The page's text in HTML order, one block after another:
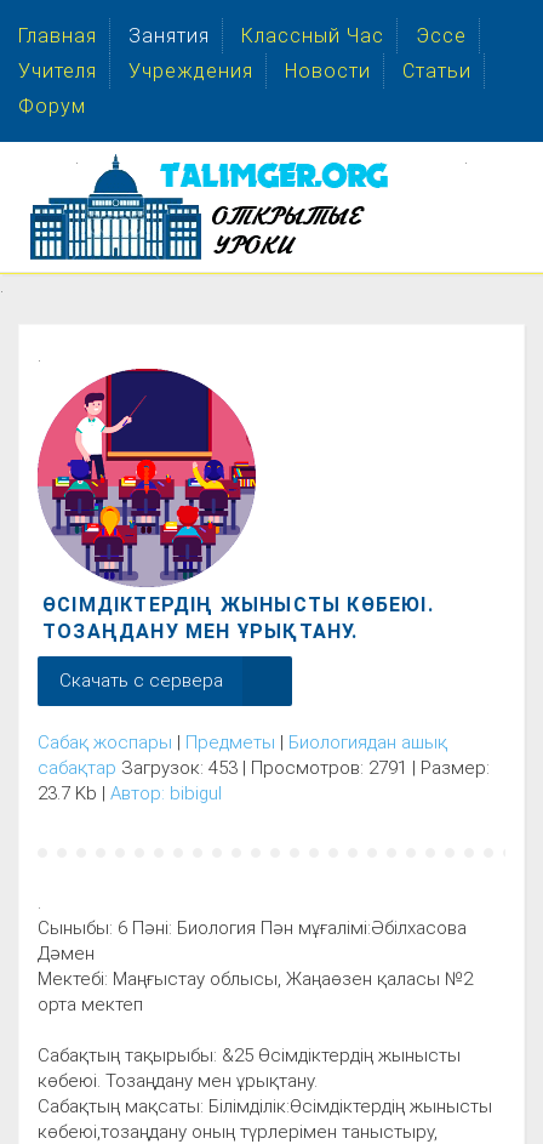
Главная Занятия Классный Час
Эссе
Учителя
Учреждения Новости
Статьи
Форум
.
.
ӨСІМДІКТЕРДІҢ ЖЫНЫСТЫ КӨБЕЮІ.
ТОЗАҢДАНУ МЕН ҰРЫҚТАНУ.
Скачать с сервера
Сабақ жоспары | Предметы | Биологиядан ашық
сабақтар Загрузок: 453 | Просмотров: 2791 | Размер:
23.7 Kb | Автор: bibigul
Сыныбы: 6 Пәні: Биология Пән мұғалімі:Әбілхасова
Дәмен
Мектебі: Маңғыстау облысы, Жаңаөзен қаласы №2
орта мектеп
Сабақтың тақырыбы: &25 Өсімдіктердің жынысты
көбеюі. Тозаңдану мен ұрықтану.
Сабақтың мақсаты: Білімділік:Өсімдіктердің жынысты
көбеюі,тозаңдану оның түрлерімен таныстыру,
. .